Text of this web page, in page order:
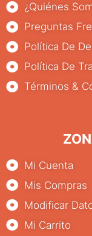
¿Quiénes
Preguntas
Política De
Política De
Términos &
Mi Cuenta
Mis Compras
Modificar
Mi Carrito